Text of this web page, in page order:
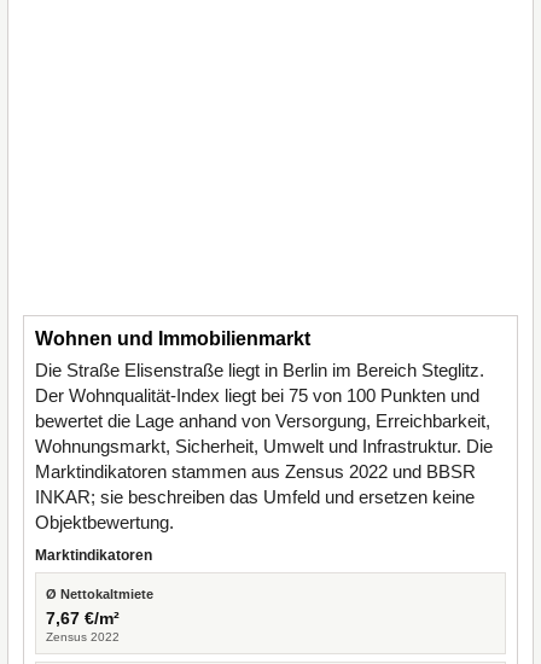
Wohnen und Immobilienmarkt
Die Straße Elisenstraße liegt in Berlin im Bereich Steglitz.
Der Wohnqualität-Index liegt bei 75 von 100 Punkten und
bewertet die Lage anhand von Versorgung, Erreichbarkeit,
Wohnungsmarkt, Sicherheit, Umwelt und Infrastruktur. Die
Marktindikatoren stammen aus Zensus 2022 und BBSR
INKAR; sie beschreiben das Umfeld und ersetzen keine
Objektbewertung.
Marktindikatoren
Ø Nettokaltmiete
7,67 €/m²
Zensus 2022